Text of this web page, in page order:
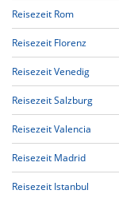
Reisezeit Rom
Reisezeit Florenz
Reisezeit Venedig
Reisezeit Salzburg
Reisezeit Valencia
Reisezeit Madrid
Reisezeit Istanbul